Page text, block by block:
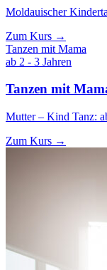
Moldauischer
Zum Kurs →
Tanzen mit Mama
ab 2 - 3 Jahren
Tanzen mit
Mutter – Kind Tanz:
Zum Kurs →